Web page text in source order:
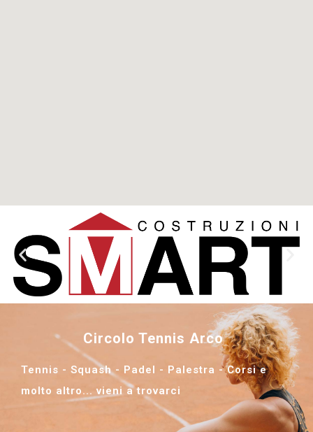
Circolo Tennis Arco
Tennis - Squash - Padel - Palestra - Corsi e
molto altro... vieni a trovarci